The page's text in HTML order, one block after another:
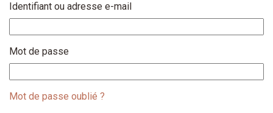
Identifiant ou adresse e-mail
Mot de passe
Mot de passe oublié ?